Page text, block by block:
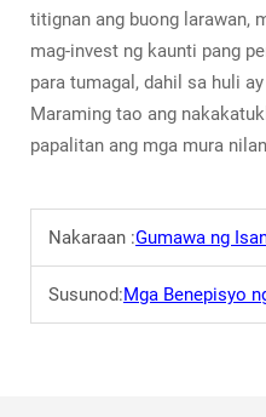
titignan ang buong larawan,
mag-invest ng kaunti pang
para tumagal, dahil sa huli
Maraming tao ang
papalitan ang mga mura
Nakaraan :Gumawa ng Isang
Susunod:Mga Benepisyo ng Mga Silyang